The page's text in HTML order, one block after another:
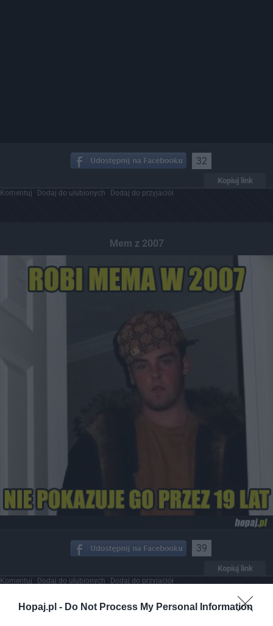
Hopaj.pl - Do Not Process My Personal Information
32
Kopiuj link
Komentuj Dodaj do ulubionych Dodaj do przyjaciół
Mem z 2007
39
Kopiuj link
Komentuj Dodaj do ulubionych Dodaj do przyjaciół